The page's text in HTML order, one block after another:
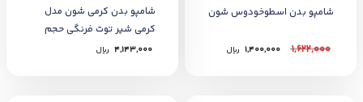
شامپو بدن اسطوخودوس شون
1,622,000
1,400,000 ﷼
شامپو بدن کرمی شون مدل
کرمی شیر توت فرنگی حجم
300 میل
4,143,000 ﷼